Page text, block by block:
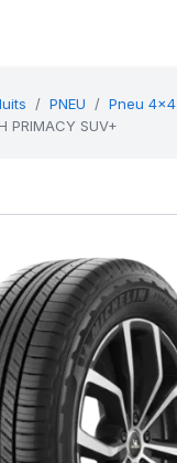
PNEU
Pneu 4x4
PRIMACY SUV+